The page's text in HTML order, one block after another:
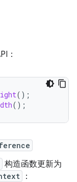
：
();
();
构造函数更新为
：